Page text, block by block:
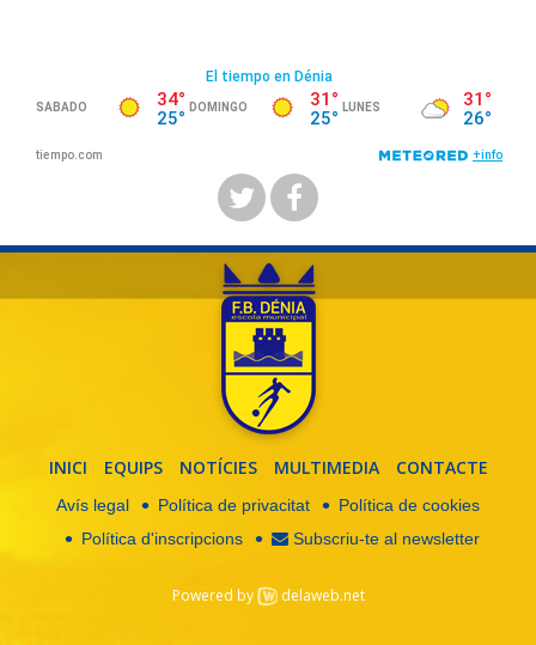
INICI EQUIPS NOTÍCIES MULTIMEDIA CONTACTE
Avís legal Política de privacitat
Política de cookies
Política d'inscripcions
Subscriu-te al newsletter
Powered by delaweb.net